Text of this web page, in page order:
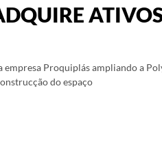
empresa Proquiplás ampliando a
do espaço